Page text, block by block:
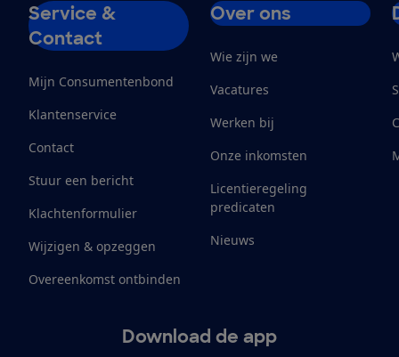
Service &
Contact
Mijn Consumentenbond
Klantenservice
Contact
Stuur een bericht
Klachtenformulier
Wijzigen & opzeggen
Overeenkomst ontbinden
Over ons
Wie zijn we
Vacatures
Werken bij
Onze inkomsten
Licentieregeling
predicaten
Nieuws
Download de app